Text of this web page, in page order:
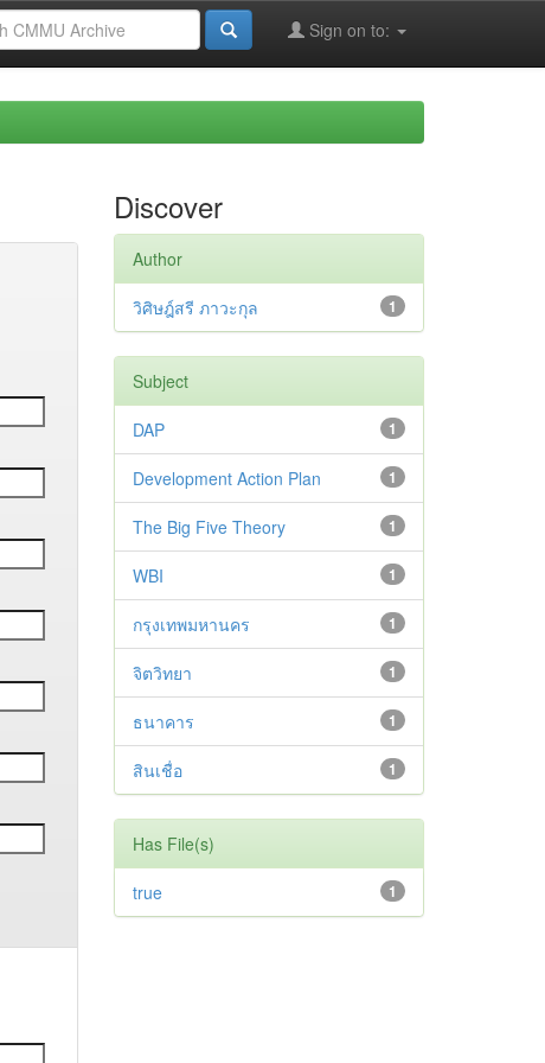
Sign on to:
Discover
Author
1
วิศิษฎ์สรี ภาวะกุล
Subject
1
DAP
1
Development Action Plan
1
The Big Five Theory
1
WBI
1
กรุงเทพมหานคร
1
จิตวิทยา
1
ธนาคาร
1
สินเชื่อ
Has File(s)
1
true